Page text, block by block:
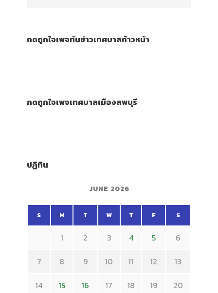
กดถูกใจเพจทันข่าวเทศบาลก้าวหน้า
กดถูกใจเพจเทศบาลเมืองลพบุรี
ปฏิทิน
JUNE 2026
S M T W T F S
1 2 3 4 5 6
7 8 9 10 11 12 13
14 15 16 17 18 19 20